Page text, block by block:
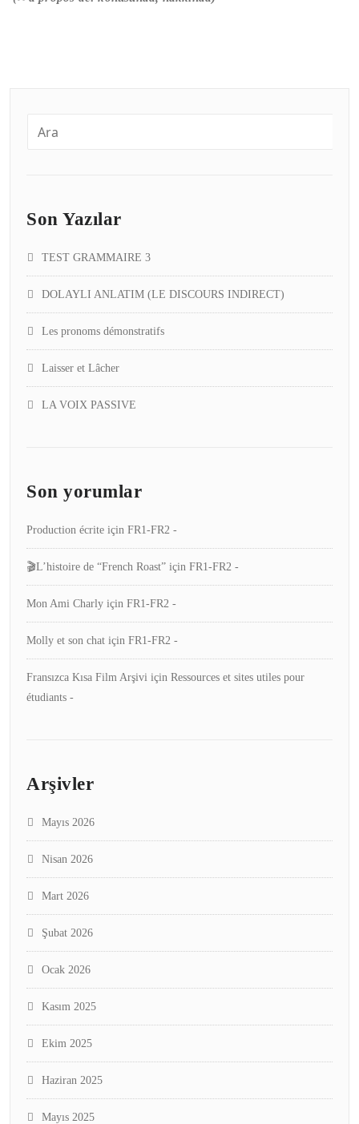
Son Yazılar
TEST GRAMMAIRE 3
DOLAYLI ANLATIM (LE DISCOURS INDIRECT)
Les pronoms démonstratifs
Laisser et Lâcher
LA VOIX PASSIVE
Son yorumlar
Production écrite için FR1-FR2 -
🎬L’histoire de “French Roast” için FR1-FR2 -
Mon Ami Charly için FR1-FR2 -
Molly et son chat için FR1-FR2 -
Fransızca Kısa Film Arşivi için Ressources et sites utiles pour
étudiants -
Arşivler
Mayıs 2026
Nisan 2026
Mart 2026
Şubat 2026
Ocak 2026
Kasım 2025
Ekim 2025
Haziran 2025
Mayıs 2025